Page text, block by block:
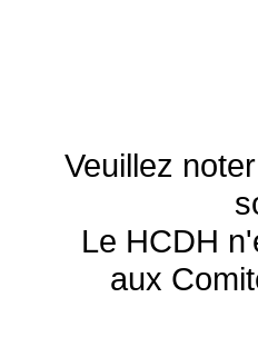
Veuillez
Le HCDH
aux